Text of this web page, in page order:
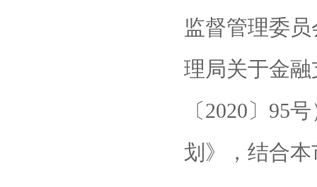
监督管理委
理局关于金
〔2020〕95
划》，结合